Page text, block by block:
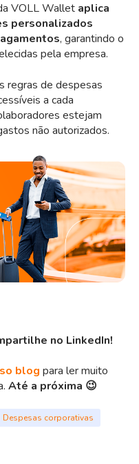
VOLL Wallet aplica
personalizados
, garantindo o
pela empresa.
regras de despesas
a cada
estejam
não autorizados.
no LinkedIn!
blog para ler muito
Até a próxima 😉
Despesas corporativas